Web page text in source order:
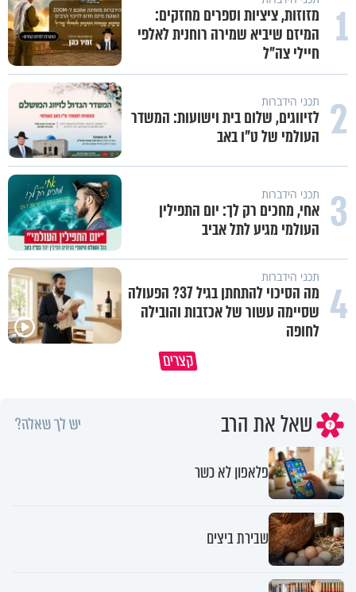
1
מזוזות, ציציות וספרים מחזקים:
המיזם שיביא שמירה רוחנית לאלפי
חיילי צה"ל
2 תכני הידברות
לזיווגים, שלום בית וישועות: המשדר
העולמי של ט"ו באב
3 תכני הידברות
אחי, מחכים רק לך: יום התפילין
העולמי מגיע לתל אביב
4 תכני הידברות
מה הסיכוי להתחתן בגיל 37? הפעולה
שסיימה עשור של אכזבות והובילה
לחופה
קצרים
שאל את הרב יש לך שאלה?
פלאפון לא כשר
שבירת ביצים